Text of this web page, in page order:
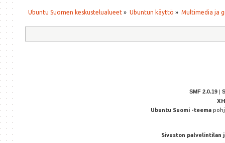
Ubuntu Suomen keskustelualueet » Ubuntun käyttö » Multimedia ja
SMF 2.0.19 |
Ubuntu Suomi -teema
Sivuston palvelintilan